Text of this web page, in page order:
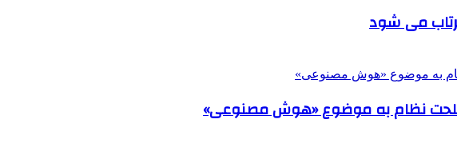
نظام به موضوع «هوش مصنوعی»